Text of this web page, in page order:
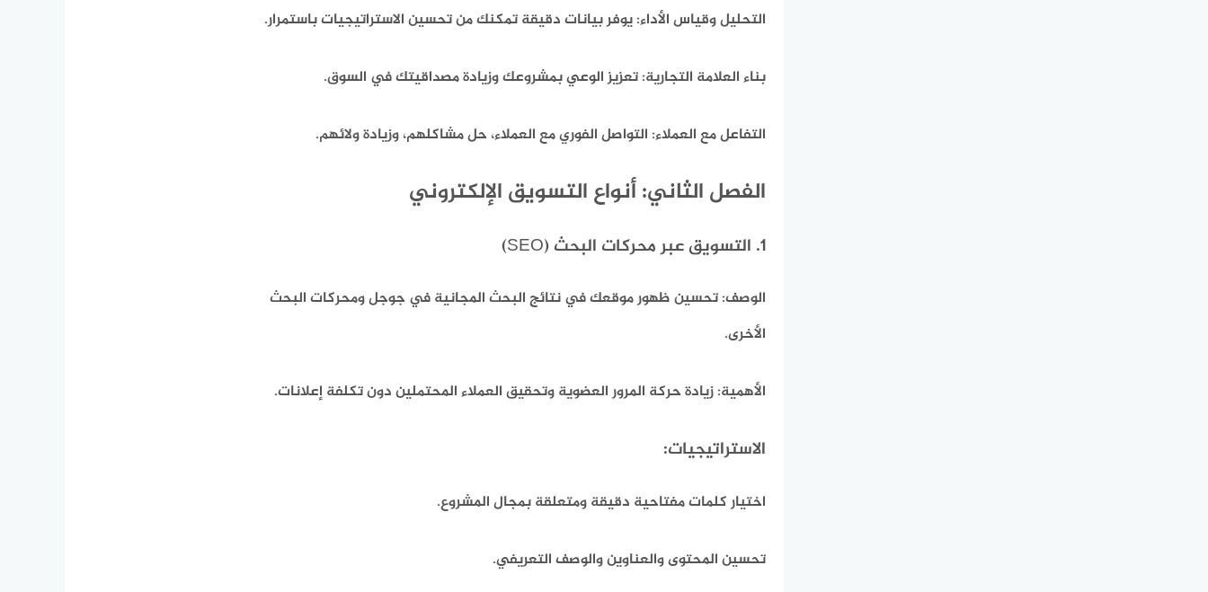
التحليل وقياس الأداء:يوفر بيانات دقيقة تمكنك من تحسين الاستراتيجيات باستمرار.
بناء العلامة التجارية:تعزيز الوعي بمشروعك وزيادة مصداقيتك في السوق.
التفاعل مع العملاء: التواصل الفوري مع العملاء، حل مشاكلهم، وزيادة ولائهم.
الفصل الثاني: أنواع التسويق الإلكتروني
1. التسويق عبر محركات البحث (SEO)
الوصف:تحسين ظهور موقعك في نتائج البحث المجانية في جوجل ومحركات البحث
الأخرى.
الأهمية:زيادة حركة المرور العضوية وتحقيق العملاء المحتملين دون تكلفة إعلانات.
الاستراتيجيات:
اختيار كلمات مفتاحية دقيقة ومتعلقة بمجال المشروع.
تحسين المحتوى والعناوين والوصف التعريفي.